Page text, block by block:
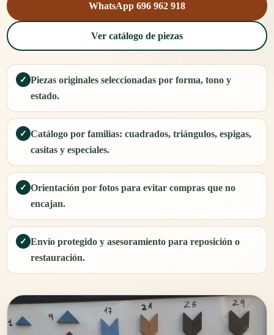
WhatsApp 696 962 918
Ver catálogo de piezas
✓ Piezas originales seleccionadas por forma, tono y
estado.
✓ Catálogo por familias: cuadrados, triángulos, espigas,
casitas y especiales.
✓ Orientación por fotos para evitar compras que no
encajan.
✓ Envío protegido y asesoramiento para reposición o
restauración.